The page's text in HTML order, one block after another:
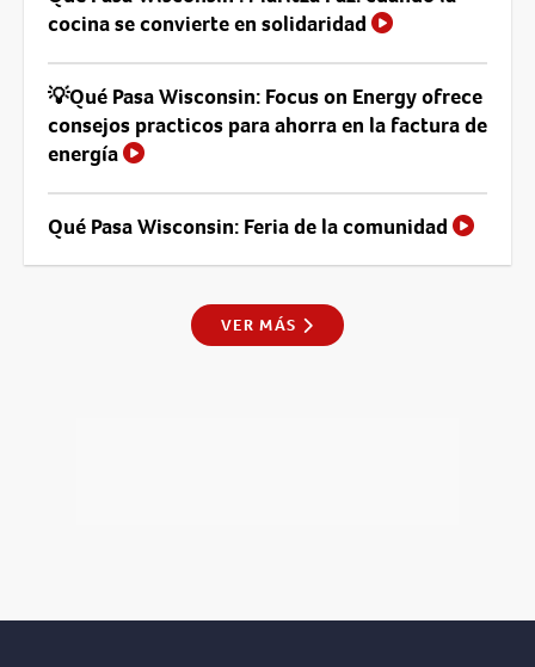
cocina se convierte en solidaridad
💡Qué Pasa Wisconsin: Focus on Energy ofrece
consejos practicos para ahorra en la factura de
energía
Qué Pasa Wisconsin: Feria de la comunidad
VER MÁS